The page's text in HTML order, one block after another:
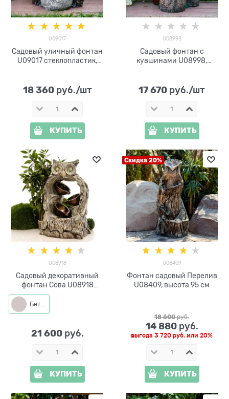
U09017
Садовый уличный фонтан
U09017 стеклопластик,
18 360 руб./шт
КУПИТЬ
U08998
Садовый фонтан с
кувшинами U08998,
17 670 руб./шт
КУПИТЬ
U08918
Садовый декоративный
фонтан Сова U08918
стеклопластик высота 102
Бетон
21 600 руб.
КУПИТЬ
Скидка 20%
U08409
Фонтан садовый Перелив
U08409, высота 95 см
18 600 руб.
14 880 руб.
выгода 3 720 руб. или 20%
КУПИТЬ